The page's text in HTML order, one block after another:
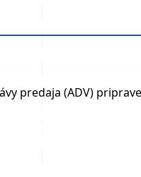
predaja (ADV)